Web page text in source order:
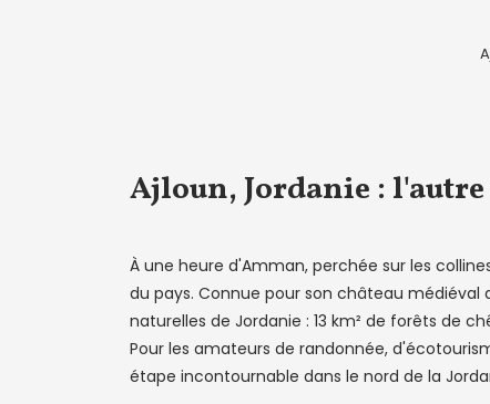
Ajloun, Jordanie :
À une heure d'Amman, perchée sur les
du pays. Connue pour son château médiéval
naturelles de Jordanie : 13 km² de forêts de
Pour les amateurs de randonnée,
étape incontournable dans le nord de la